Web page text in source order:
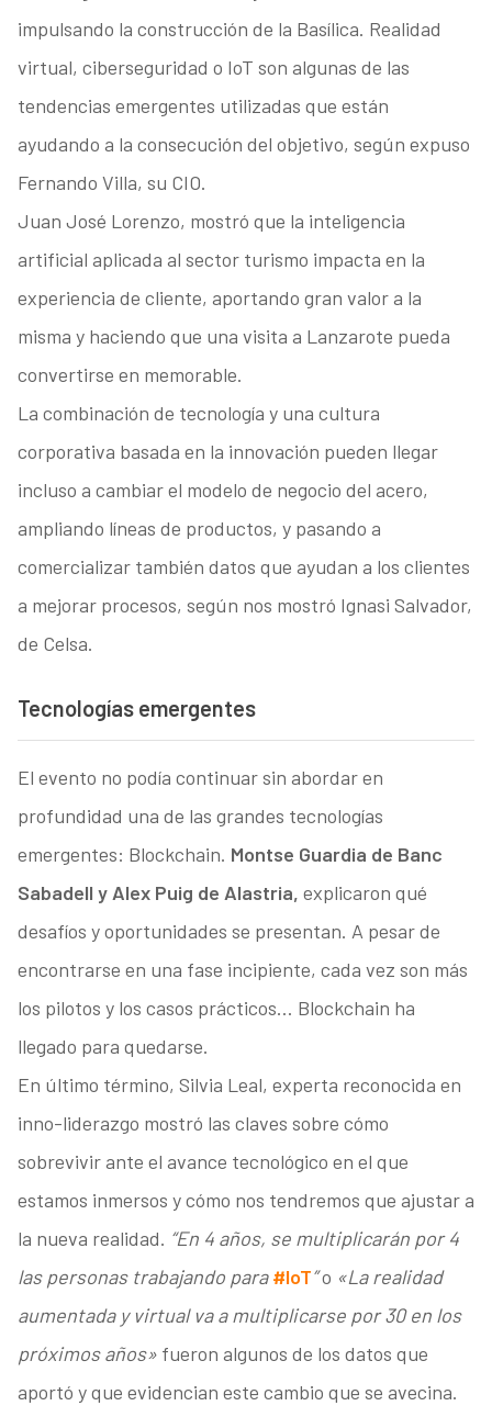
impulsando la construcción de la Basílica. Realidad
virtual, ciberseguridad o IoT son algunas de las
tendencias emergentes utilizadas que están
ayudando a la consecución del objetivo, según expuso
Fernando Villa, su CIO.
Juan José Lorenzo, mostró que la inteligencia
artificial aplicada al sector turismo impacta en la
experiencia de cliente, aportando gran valor a la
misma y haciendo que una visita a Lanzarote pueda
convertirse en memorable.
La combinación de tecnología y una cultura
corporativa basada en la innovación pueden llegar
incluso a cambiar el modelo de negocio del acero,
ampliando líneas de productos, y pasando a
comercializar también datos que ayudan a los clientes
a mejorar procesos, según nos mostró Ignasi Salvador,
de Celsa.
Tecnologías emergentes
El evento no podía continuar sin abordar en
profundidad una de las grandes tecnologías
emergentes: Blockchain. Montse Guardia de Banc
Sabadell y Alex Puig de Alastria, explicaron qué
desafíos y oportunidades se presentan. A pesar de
encontrarse en una fase incipiente, cada vez son más
los pilotos y los casos prácticos… Blockchain ha
llegado para quedarse.
En último término, Silvia Leal, experta reconocida en
inno-liderazgo mostró las claves sobre cómo
sobrevivir ante el avance tecnológico en el que
estamos inmersos y cómo nos tendremos que ajustar a
la nueva realidad. “En 4 años, se multiplicarán por 4
las personas trabajando para#IoT”o «La realidad
aumentada y virtual va a multiplicarse por 30 en los
próximos años» fueron algunos de los datos que
aportó y que evidencian este cambio que se avecina.